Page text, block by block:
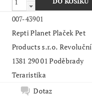
007-43901
Repti Planet Plaček Pet
Products s.r.o. Revoluční
1381 290 01 Poděbrady
Teraristika
Dotaz